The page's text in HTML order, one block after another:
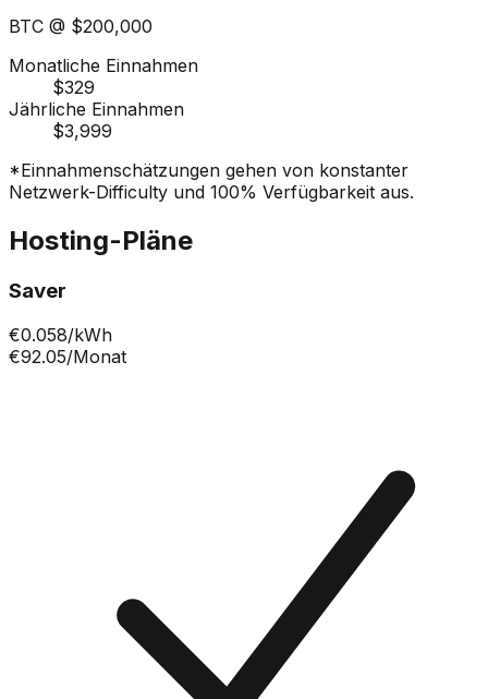
BTC @ $200,000
Monatliche Einnahmen
$329
Jährliche Einnahmen
$3,999
*Einnahmenschätzungen gehen von konstanter
Netzwerk-Difficulty und 100% Verfügbarkeit aus.
Hosting-Pläne
Saver
€0.058/kWh
€92.05/Monat